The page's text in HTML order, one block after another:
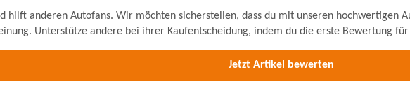
hilft anderen Autofans. Wir möchten sicherstellen, dass du mit unseren hochwertigen
Unterstütze andere bei ihrer Kaufentscheidung, indem du die erste Bewertung